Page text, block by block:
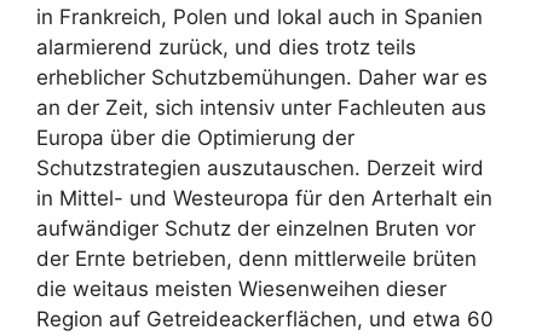
in Frankreich, Polen und lokal auch in Spanien
alarmierend zurück, und dies trotz teils
erheblicher Schutzbemühungen. Daher war es
an der Zeit, sich intensiv unter Fachleuten aus
Europa über die Optimierung der
Schutzstrategien auszutauschen. Derzeit wird
in Mittel- und Westeuropa für den Arterhalt ein
aufwändiger Schutz der einzelnen Bruten vor
der Ernte betrieben, denn mittlerweile brüten
die weitaus meisten Wiesenweihen dieser
Region auf Getreideackerflächen, und etwa 60